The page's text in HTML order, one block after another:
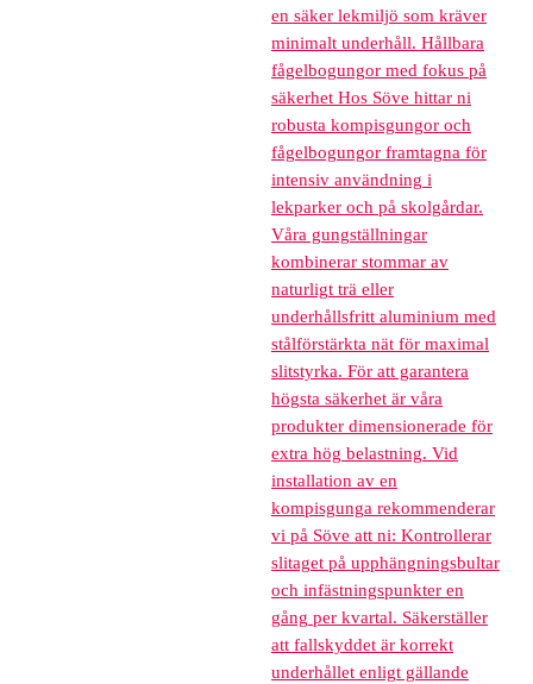
en säker lekmiljö som kräver
minimalt underhåll. Hållbara
fågelbogungor med fokus på
säkerhet Hos Söve hittar ni
robusta kompisgungor och
fågelbogungor framtagna för
intensiv användning i
lekparker och på skolgårdar.
Våra gungställningar
kombinerar stommar av
naturligt trä eller
underhållsfritt aluminium med
stålförstärkta nät för maximal
slitstyrka. För att garantera
högsta säkerhet är våra
produkter dimensionerade för
extra hög belastning. Vid
installation av en
kompisgunga rekommenderar
vi på Söve att ni: Kontrollerar
slitaget på upphängningsbultar
och infästningspunkter en
gång per kvartal. Säkerställer
att fallskyddet är korrekt
underhållet enligt gällande